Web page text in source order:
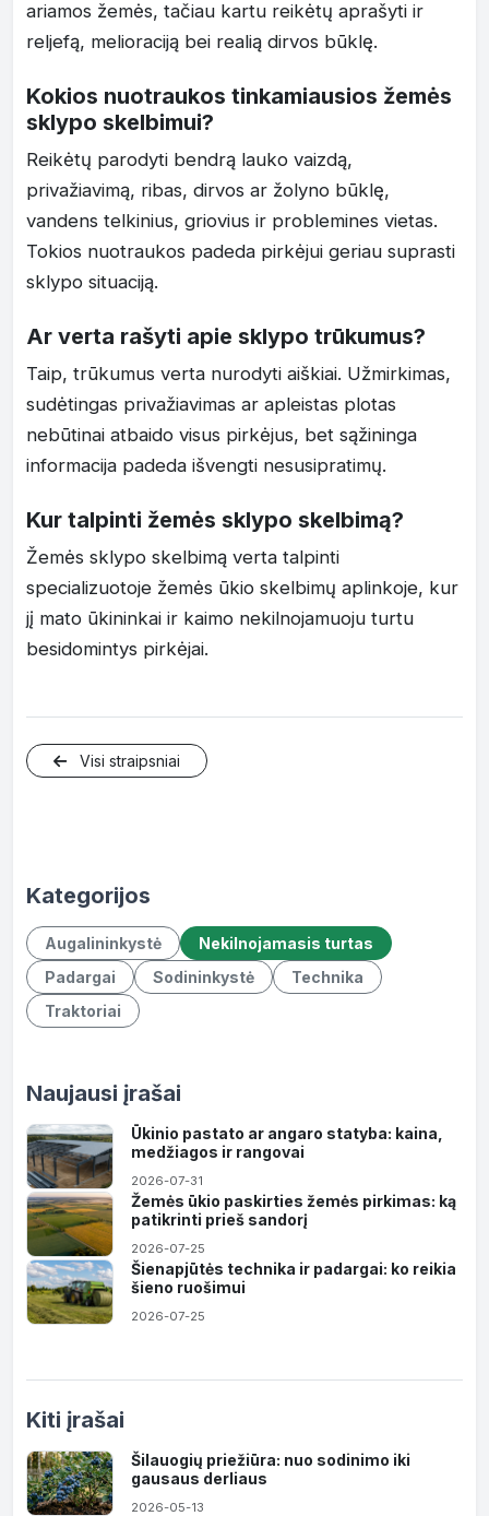
ariamos žemės, tačiau kartu reikėtų aprašyti ir
reljefą, melioraciją bei realią dirvos būklę.
Kokios nuotraukos tinkamiausios žemės
sklypo skelbimui?
Reikėtų parodyti bendrą lauko vaizdą,
privažiavimą, ribas, dirvos ar žolyno būklę,
vandens telkinius, griovius ir problemines vietas.
Tokios nuotraukos padeda pirkėjui geriau suprasti
sklypo situaciją.
Ar verta rašyti apie sklypo trūkumus?
Taip, trūkumus verta nurodyti aiškiai. Užmirkimas,
sudėtingas privažiavimas ar apleistas plotas
nebūtinai atbaido visus pirkėjus, bet sąžininga
informacija padeda išvengti nesusipratimų.
Kur talpinti žemės sklypo skelbimą?
Žemės sklypo skelbimą verta talpinti
specializuotoje žemės ūkio skelbimų aplinkoje, kur
jį mato ūkininkai ir kaimo nekilnojamuoju turtu
besidomintys pirkėjai.
Visi straipsniai
Kategorijos
Augalininkystė
Nekilnojamasis turtas
Padargai
Sodininkystė
Technika
Traktoriai
Naujausi įrašai
Ūkinio pastato ar angaro statyba: kaina,
medžiagos ir rangovai
2026-07-31
Žemės ūkio paskirties žemės pirkimas: ką
patikrinti prieš sandorį
2026-07-25
Šienapjūtės technika ir padargai: ko reikia
šieno ruošimui
2026-07-25
Kiti įrašai
Šilauogių priežiūra: nuo sodinimo iki
gausaus derliaus
2026-05-13